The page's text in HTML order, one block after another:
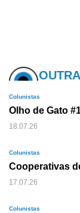
Colunistas
Olho de Gato
18.07.26
Colunistas
Cooperativas
17.07.26
Colunistas